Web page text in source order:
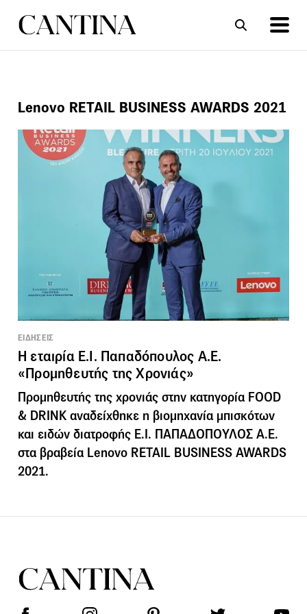
ΣΥΝΤΑΓΕΣ ΑΡΘΡΑ
Lenovo RETAIL BUSINESS AWARDS 2021
ΕΙΔΗΣΕΙΣ
Η εταιρία Ε.Ι. Παπαδόπουλος Α.Ε.
«Προμηθευτής της Χρονιάς»
Προμηθευτής της χρονιάς στην κατηγορία FOOD
& DRINK αναδείχθηκε η βιομηχανία μπισκότων
και ειδών διατροφής Ε.Ι. ΠΑΠΑΔΟΠΟΥΛΟΣ Α.Ε.
στα βραβεία Lenovo RETAIL BUSINESS AWARDS
2021.